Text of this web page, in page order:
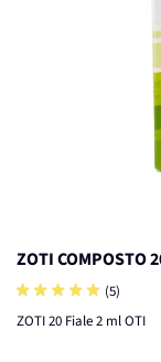
ZOTI COMPOSTO
(5)
ZOTI 20 Fiale 2 ml OTI